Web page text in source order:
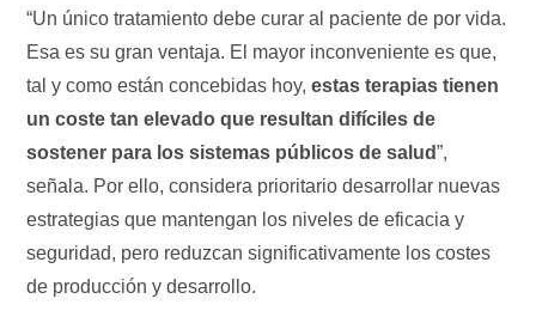
“Un único tratamiento debe curar al paciente de por vida.
Esa es su gran ventaja. El mayor inconveniente es que,
tal y como están concebidas hoy,estas terapias tienen
un coste tan elevado que resultan difíciles de
sostener para los sistemas públicos de salud”,
señala. Por ello, considera prioritario desarrollar nuevas
estrategias que mantengan los niveles de eficacia y
seguridad, pero reduzcan significativamente los costes
de producción y desarrollo.